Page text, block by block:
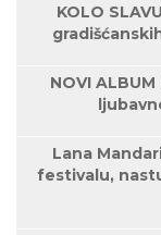
KOLO
NOVI
Lana
festivalu,